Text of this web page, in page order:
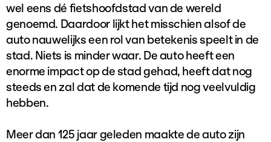
wel eens dé fietshoofdstad van de wereld
genoemd. Daardoor lijkt het misschien alsof de
auto nauwelijks een rol van betekenis speelt in de
stad. Niets is minder waar. De auto heeft een
enorme impact op de stad gehad, heeft dat nog
steeds en zal dat de komende tijd nog veelvuldig
hebben.
Meer dan 125 jaar geleden maakte de auto zijn